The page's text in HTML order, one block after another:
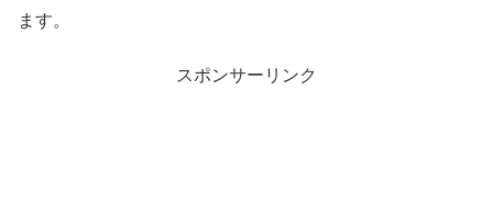
ます。
スポンサーリンク